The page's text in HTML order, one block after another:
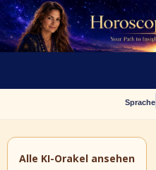
Sprache
Alle KI-Orakel ansehen